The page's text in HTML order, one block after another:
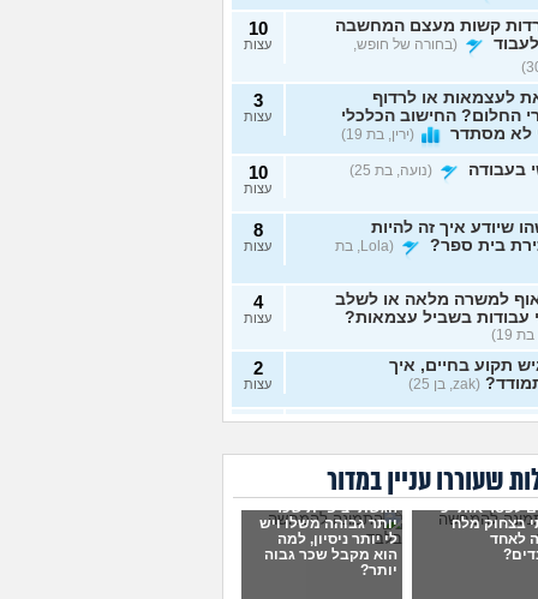
קשות מעצם המחשבה
(בחורה של חופש,
10
עצות
לעצמאות או לרדוף
החלום? החישוב הכלכלי
לא מסתדר
(ירין, בת 19)
3
עצות
בעבודה (נועה, בת 25) 10
עצות
שיודע איך זה להיות
בית ספר?
(Lola, בת
8
עצות
למשרה מלאה או לשלב
עבודות בשביל עצמאות?
19)
4
עצות
תקוע בחיים, איך
(zak, בן 25)
2
עצות
לעשות כסף מתמונות של
שיגלו אותי?
(אליס, בת
7
כמעט הכול בקשר
סלאש לימודים
שאין עתיד
(אנונימית, בת
4
עצות
שעוררו עניין במדור
לפטר אותי כי
בצחוק מלח
לאחד
הגשתי ציפיית שכר
יותר גבוהה משלו ויש
לי יותר ניסיון, למה
הוא מקבל שכר גבוה
יותר?